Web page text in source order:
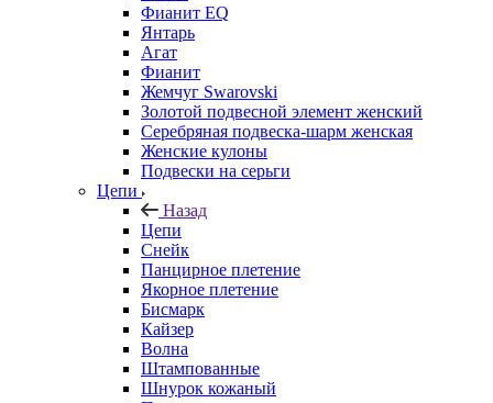
Фианит EQ
Янтарь
Агат
Фианит
Жемчуг Swarovski
Золотой подвесной элемент женcкий
Серебряная подвеска-шарм женская
Женские кулоны
Подвески на серьги
Цепи
Назад
Цепи
Снейк
Панцирное плетение
Якорное плетение
Бисмарк
Кайзер
Волна
Штампованные
Шнурок кожаный